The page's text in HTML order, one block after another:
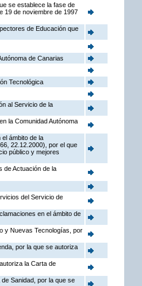
se establece la fase de
19 de noviembre de 1997
de Educación que
de Canarias
Tecnológica
al Servicio de la
la Comunidad Autónoma
ámbito de la
22.12.2000), por el que
público y mejores
de Actuación de la
del Servicio de
en el ámbito de
y Nuevas Tecnologías, por
por la que se autoriza
la Carta de
Sanidad, por la que se